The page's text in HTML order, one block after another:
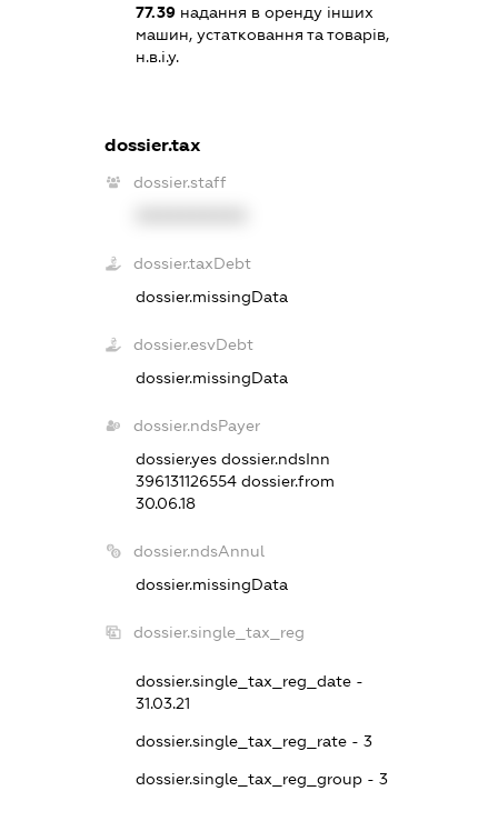
77.39надання в оренду інших
машин, устатковання та товарів,
н.в.і.у.
dossier.tax
dossier.staff
dossier.taxDebt
dossier.missingData
dossier.esvDebt
dossier.missingData
dossier.ndsPayer
dossier.yes dossier.ndsInn
396131126554 dossier.from
30.06.18
dossier.ndsAnnul
dossier.missingData
dossier.single_tax_reg
dossier.single_tax_reg_date -
31.03.21
dossier.single_tax_reg_rate - 3
dossier.single_tax_reg_group - 3